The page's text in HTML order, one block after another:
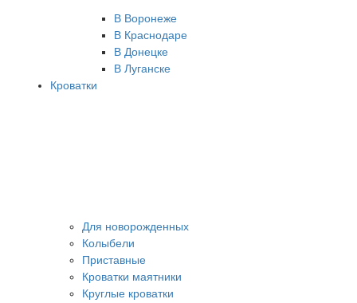
В Воронеже
В Краснодаре
В Донецке
В Луганске
Кроватки
Для новорожденных
Колыбели
Приставные
Кроватки маятники
Круглые кроватки